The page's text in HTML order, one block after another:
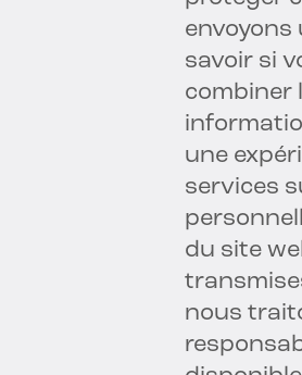
envoyons
savoir si
combiner
une
services
du site
nous